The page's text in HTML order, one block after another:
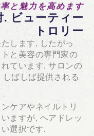
と魅力を高めます
ビューティー
トロリー
します, したがっ
と美容の専門家の
ています. サロンの
ばしば提供される
ケアやネイルトリ
ますが, ヘアドレッ
選択です.